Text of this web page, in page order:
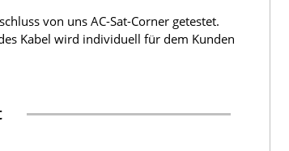
von uns AC-Sat-Corner getestet.
Kabel wird individuell für dem Kunden